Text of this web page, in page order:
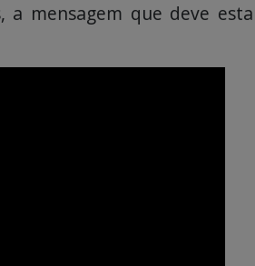
a mensagem que deve